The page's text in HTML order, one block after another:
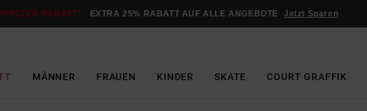
RABATT*: EXTRA 25% RABATT AUF ALLE ANGEBOTE Jetzt Sparen
MÄNNER FRAUEN KINDER SKATE COURT GRAFFIK